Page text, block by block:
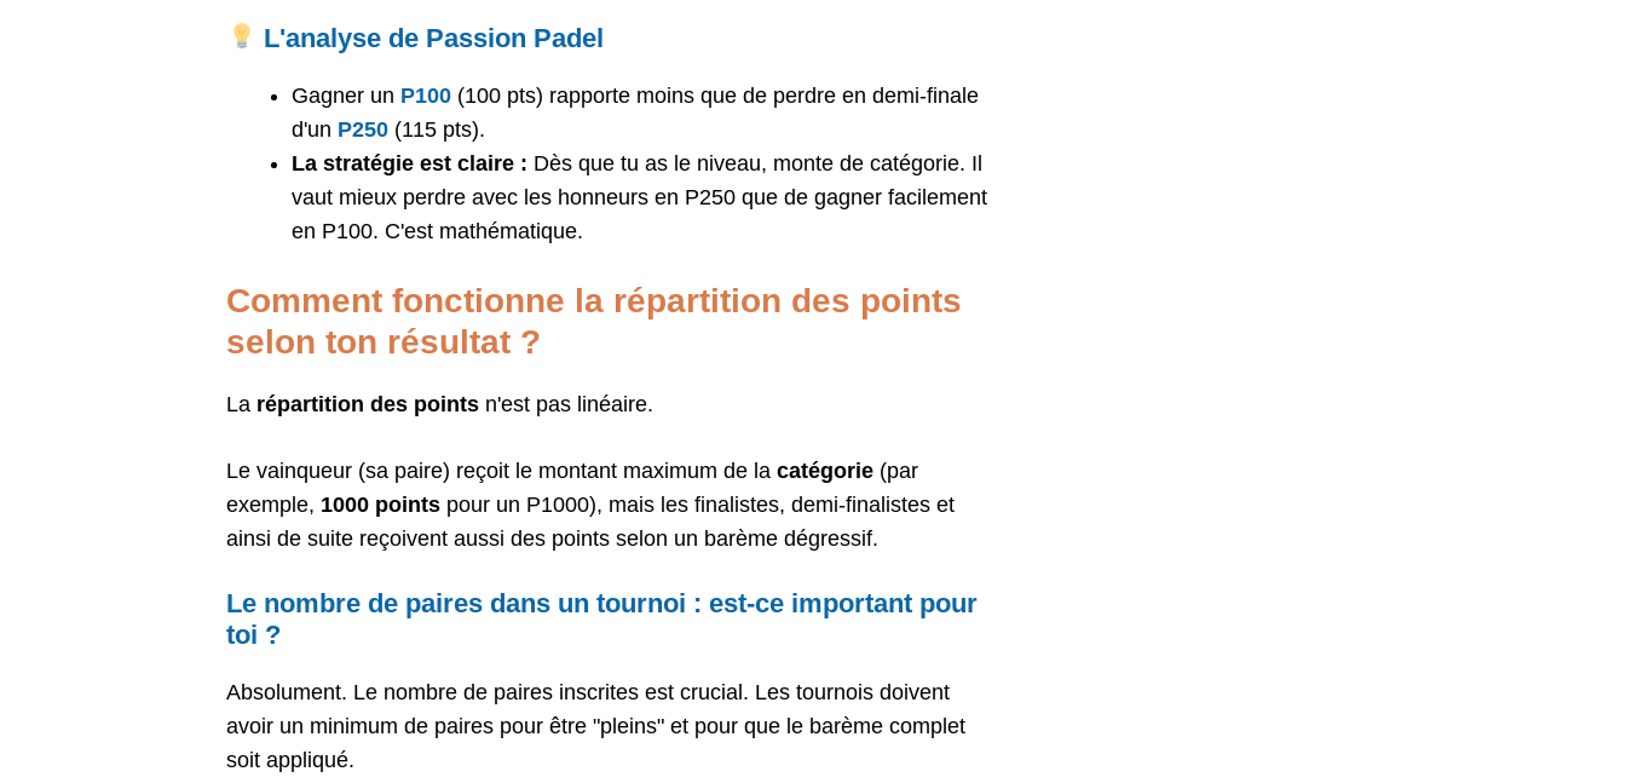
L'analyse de Passion Padel
Gagner un P100 (100 pts) rapporte moins que de perdre en demi-finale
d'un P250 (115 pts).
La stratégie est claire : Dès que tu as le niveau, monte de catégorie. Il
vaut mieux perdre avec les honneurs en P250 que de gagner facilement
en P100. C'est mathématique.
Comment fonctionne la répartition des points
selon ton résultat ?
La répartition des points n'est pas linéaire.
Le vainqueur (sa paire) reçoit le montant maximum de la catégorie (par
exemple, 1000 points pour un P1000), mais les finalistes, demi-finalistes et
ainsi de suite reçoivent aussi des points selon un barème dégressif.
Le nombre de paires dans un tournoi : est-ce important pour
toi ?
Absolument. Le nombre de paires inscrites est crucial. Les tournois doivent
avoir un minimum de paires pour être "pleins" et pour que le barème complet
soit appliqué.